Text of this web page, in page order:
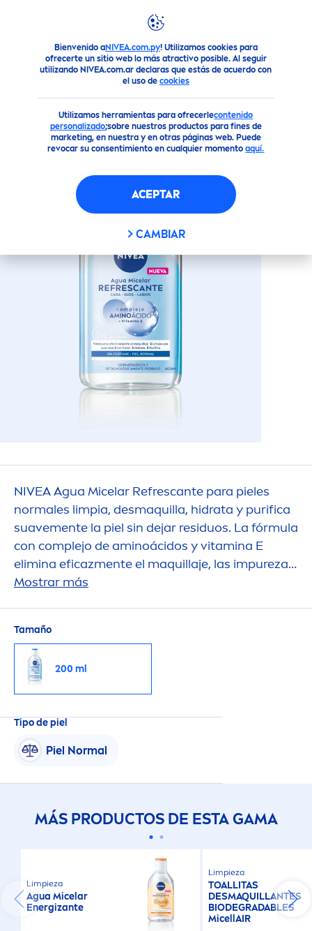
Bienvenido aNIVEA.com.py! Utilizamos cookies para
ofrecerte un sitio web lo más atractivo posible. Al seguir
utilizando NIVEA.com.ar declaras que estás de acuerdo con
el uso de cookies
Utilizamos herramientas para ofrecerlecontenido
personalizado;sobre nuestros productos para fines de
marketing, en nuestra y en otras páginas web. Puede
revocar su consentimiento en cualquier momentoaquí.
ACEPTAR
CAMBIAR
Productos Todo Para tu Rostro Limpieza Facial
AGUA MICELAR REFRESCANTE
CON COMPLEJO DE
AMINOÁCIDOS +VITAMINA E
NIVEAAgua Micelar Refrescante para pieles
normales limpia, desmaquilla, hidrata y purifica
suavemente la piel sin dejar residuos. La fórmula
con complejo de aminoácidos yvitamina E
elimina eficazmente el maquillaje, las impurezas
y la suciedad con solo unas ligeras pasadas, sin
Mostrar más
Tamaño
200 ml
Tipo de piel
Piel Normal
MÁS PRODUCTOS DE ESTA GAMA
Limpieza
Agua Micelar
Energizante
Limpieza
TOALLITAS
DESMAQUILLANTES
BIODEGRADABLES
MicellAIR